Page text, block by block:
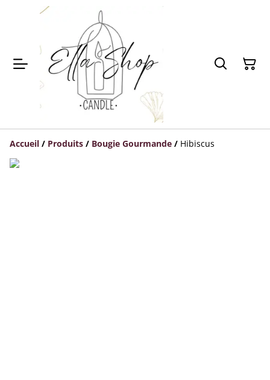
Accueil / Produits / Bougie Gourmande / Hibiscus